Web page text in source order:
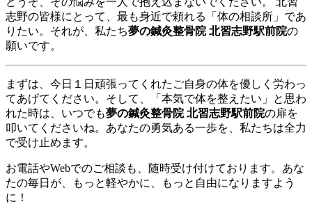
志野の皆様にとって、最も身近で頼れる「体の相談所」であ
りたい。それが、私たち夢の鍼灸整骨院 北習志野駅前院の
願いです。
まずは、今日１日頑張ってくれたご自身の体を優しく労わっ
てあげてください。そして、「本気で体を整えたい」と思わ
れた時は、いつでも夢の鍼灸整骨院 北習志野駅前院の扉を
叩いてくださいね。あなたの勇気ある一歩を、私たちは全力
で受け止めます。
お電話やWebでのご相談も、随時受け付けております。あな
たの毎日が、もっと軽やかに、もっと自由になりますよう
に！